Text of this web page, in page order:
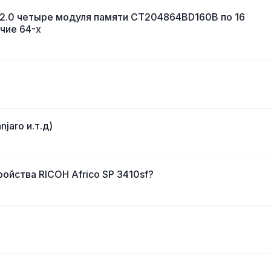
четыре модуля памяти CT204864BD160B по 16
64-х
и.т.д)
RICOH Africo SP 3410sf?